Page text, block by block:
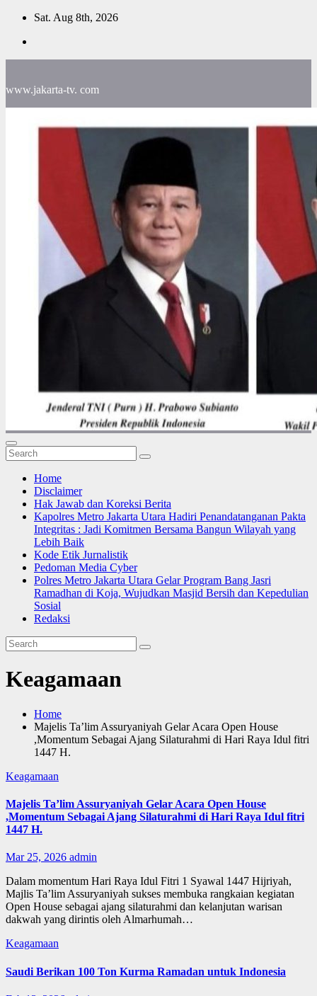
Skip
content
Sat. Aug 8th, 2026
www.jakarta-tv. com
Home
Disclaimer
Hak Jawab dan Koreksi Berita
Kapolres Metro Jakarta Utara Hadiri Penandatanganan Pakta
Integritas : Jadi Komitmen Bersama Bangun Wilayah yang
Lebih Baik
Kode Etik Jurnalistik
Pedoman Media Cyber
Polres Metro Jakarta Utara Gelar Program Bang Jasri
Ramadhan di Koja, Wujudkan Masjid Bersih dan Kepedulian
Sosial
Redaksi
Keagamaan
Home
Majelis Ta’lim Assuryaniyah Gelar Acara Open House
,Momentum Sebagai Ajang Silaturahmi di Hari Raya Idul fitri
1447 H.
Keagamaan
Majelis Ta’lim Assuryaniyah Gelar Acara Open House
,Momentum Sebagai Ajang Silaturahmi di Hari Raya Idul fitri
1447 H.
Mar 25, 2026 admin
Dalam momentum Hari Raya Idul Fitri 1 Syawal 1447 Hijriyah,
Majlis Ta’lim Assuryaniyah sukses membuka rangkaian kegiatan
Open House sebagai ajang silaturahmi dan kelanjutan warisan
dakwah yang dirintis oleh Almarhumah…
Keagamaan
Saudi Berikan 100 Ton Kurma Ramadan untuk Indonesia